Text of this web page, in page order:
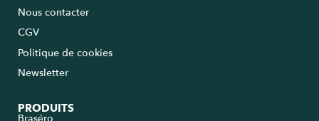
Nous contacter
CGV
Politique de cookies
Newsletter
PRODUITS
Braséro